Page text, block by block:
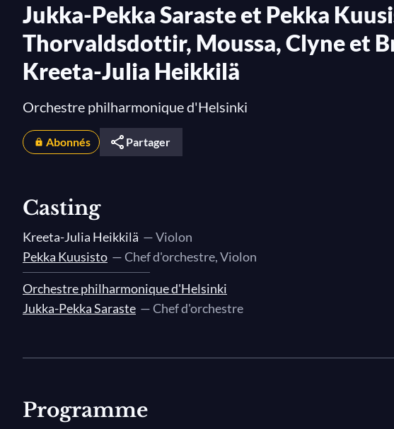
Jukka-Pekka Saraste et Pekka
Thorvaldsdottir, Moussa, Clyne et
Kreeta-Julia Heikkilä
Orchestre philharmonique d'Helsinki
Abonnés Partager
Casting
Kreeta-Julia Heikkilä — Violon
Pekka Kuusisto — Chef d'orchestre, Violon
Orchestre philharmonique d'Helsinki
Jukka-Pekka Saraste — Chef d'orchestre
Programme